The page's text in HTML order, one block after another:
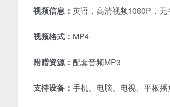
视频信息： 英语，高清视频1080P，无
视频格式： MP4
附赠资源： 配套音频MP3
支持设备： 手机、电脑、电视、平板播